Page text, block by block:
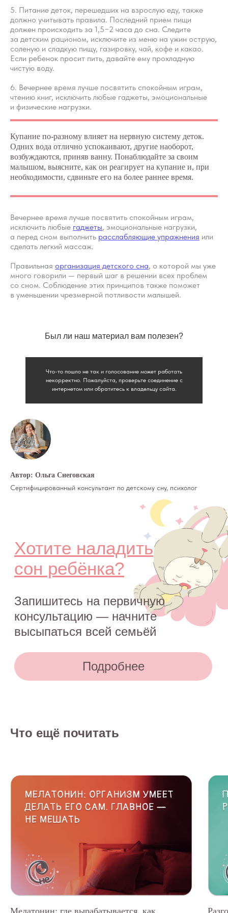
5. Питание деток, перешедших на взрослую еду, также
должно учитывать правила. Последний прием пищи
должен происходить за 1,5−2 часа до сна. Следите
за детским рационом, исключите из меню на ужин острую,
соленую и сладкую пищу, газировку, чай, кофе и какао.
Если ребенок просит пить, давайте ему прохладную
чистую воду.
6. Вечернее время лучше посвятить спокойным играм,
чтению книг, исключить любые гаджеты, эмоциональные
и физические нагрузки.
Купание по-разному влияет на нервную систему деток.
Одних вода отлично успокаивают, другие наоборот,
возбуждаются, приняв ванну. Понаблюдайте за своим
малышом, выясните, как он реагирует на купание и, при
необходимости, сдвиньте его на более раннее время.
Вечернее время лучше посвятить спокойным играм,
исключить любые гаджеты, эмоциональные нагрузки,
а перед сном выполнить расслабляющие упражнения или
сделать легкий массаж.
Правильная организация детского сна, о которой мы уже
много говорили — первый шаг в решении всех проблем
со сном. Соблюдение этих принципов также поможет
в уменьшении чрезмерной потливости малышей.
Был ли наш материал вам полезен?
Что-то пошло не так и голосование может работать
некорректно. Пожалуйста, проверьте соединение с
интернетом или обратитесь к владельцу сайта.
Автор: Ольга Снеговская
Сертифицированный консультант по детскому сну, психолог
Что ещё почитать
Мелатонин: где вырабатывается, как
Вход/Регистрация
ИП Снеговская
20:00
+7 (903) 011-73-03
sos@o-sne.online
Видео
Там, где картинки
КОНТАКТЫ
Все права на материалы портала o-sne.online
защищены законом об интеллектуальной
собственности. Использование материалов
с письменного разрешения автора
Материалы, представленные на этом сайте, носят
исключительно информационно-образовательный
характер и не применимы к детям, имеющим
проблемы с развитием или здоровьем. А также
не могут рассматриваться как медицинские
публикации, видео, советы и консультации
не являются медицинскими, не могут отменить или
заменить назначений врача и применимы к детям,
признанным наблюдающими их врачами
здоровыми.
материалов, представленных на сайте или данных
в процессе консультаций. Если состояние здоровья
© 2015—2026 О СНЕ. ОНЛАЙН —